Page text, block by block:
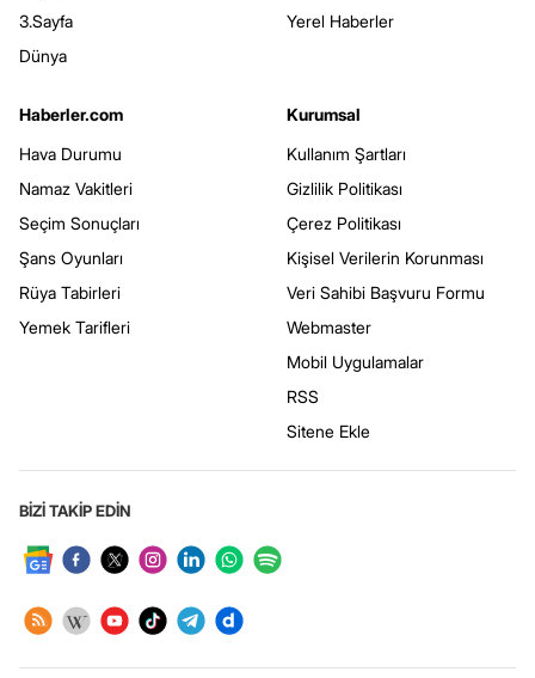
3.Sayfa
Dünya
Yerel Haberler
Haberler.com
Hava Durumu
Namaz Vakitleri
Seçim Sonuçları
Şans Oyunları
Rüya Tabirleri
Yemek Tarifleri
Kurumsal
Kullanım Şartları
Gizlilik Politikası
Çerez Politikası
Kişisel Verilerin Korunması
Veri Sahibi Başvuru Formu
Webmaster
Mobil Uygulamalar
RSS
Sitene Ekle
BİZİ TAKİP EDİN